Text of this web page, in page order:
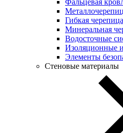
Гибкая черепица
Минеральная
Водосточные
Изоляционные
Элементы
Стеновые материалы